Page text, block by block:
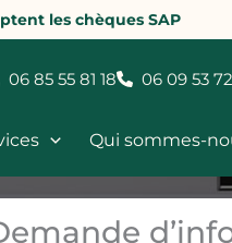
les chèques SAP
Qui sommes-
06 85 55 81 18 06 09 53